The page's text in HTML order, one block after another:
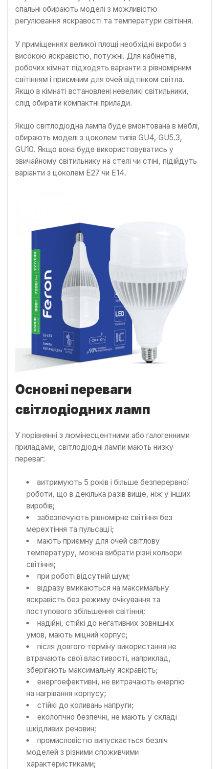
спальні обирають моделі з можливістю
регулювання яскравості та температури світіння.
У приміщеннях великої площі необхідні вироби з
високою яскравістю, потужні. Для кабінетів,
робочих кімнат підходять варіанти з рівномірним
світінням і приємним для очей відтінком світла.
Якщо в кімнаті встановлені невеликі світильники,
слід обирати компактні прилади.
Якщо світлодіодна лампа буде вмонтована в меблі,
обирають моделі з цоколем типів GU4, GU5.3,
GU10. Якщо вона буде використовуватись у
звичайному світильнику на стелі чи стіні, підійдуть
варіанти з цоколем Е27 чи Е14.
Основні переваги
світлодіодних ламп
У порівнянні з люмінесцентними або галогенними
приладами, світлодіодні лампи мають низку
переваг:
витримують 5 років і більше безперервної
роботи, що в декілька разів вище, ніж у інших
виробів;
забезпечують рівномірне світіння без
мерехтіння та пульсації;
мають приємну для очей світлову
температуру, можна вибрати різні кольори
світіння;
при роботі відсутній шум;
відразу вмикаються на максимальну
яскравість без режиму очікування та
поступового збільшення світіння;
надійні, стійкі до негативних зовнішніх
умов, мають міцний корпус;
після довгого терміну використання не
втрачають свої властивості, наприклад,
зберігають максимальну яскравість;
енергоефективні, не витрачають енергію
на нагрівання корпусу;
стійкі до коливань напруги;
екологічно безпечні, не мають у складі
шкідливих речовин;
промисловістю випускається безліч
моделей з різними споживчими
характеристиками;